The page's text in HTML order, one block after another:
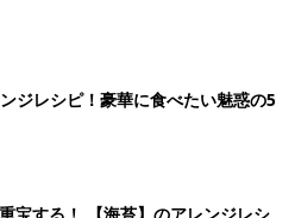
ジレシピ！豪華に食べたい魅惑の5
宝する！ 【海苔】のアレンジレシ